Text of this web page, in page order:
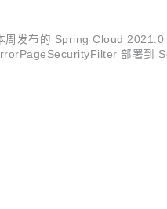
发布的 Spring Cloud
部署